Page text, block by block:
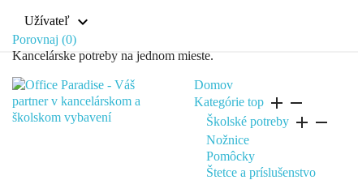
Užívateľ expand_more
Porovnaj (0)
Kancelárske potreby na jednom mieste.
Domov
Kategórie top add remove
Školské potreby add remove
Nožnice
Pomôcky
Štetce a príslušenstvo